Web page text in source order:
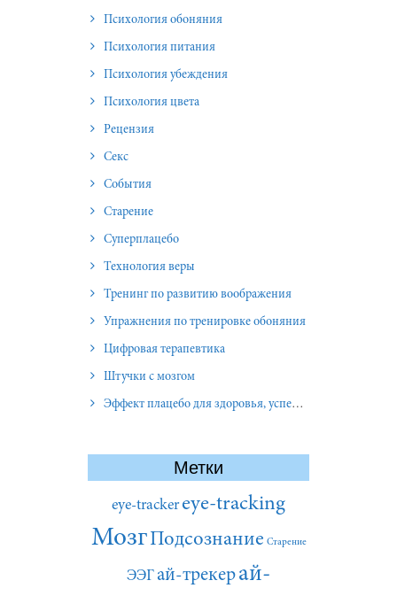
Психология обоняния
Психология питания
Психология убеждения
Психология цвета
Рецензия
Секс
События
Старение
Суперплацебо
Технология веры
Тренинг по развитию воображения
Упражнения по тренировке обоняния
Цифровая терапевтика
Штучки с мозгом
Эффект плацебо для здоровья, успеха и отношений
Метки
eye-tracker eye-tracking
МозгПодсознание Старение
ЭЭГай-трекерай-